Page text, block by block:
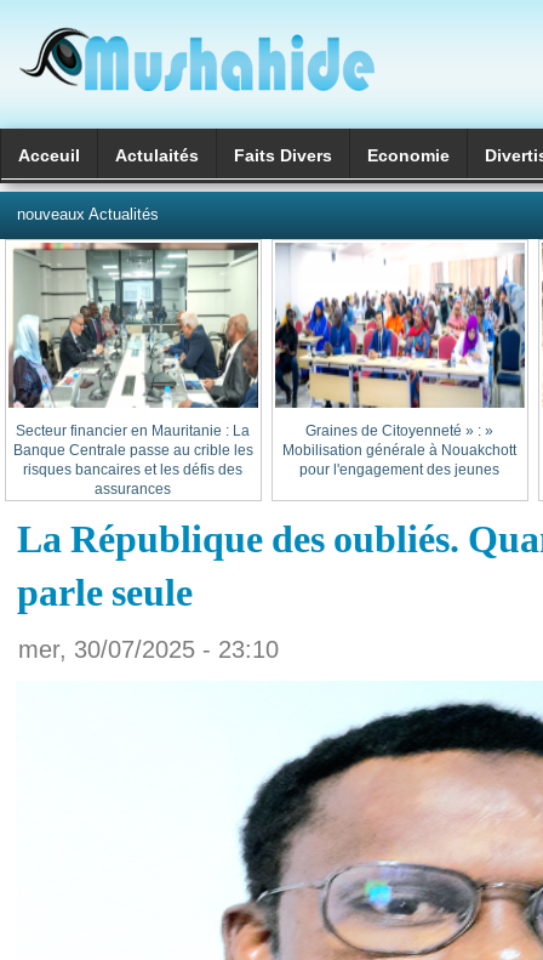
Acceuil Actulaités Faits Divers Economie
nouveaux Actualités
« Graines de Citoyenneté » :
Mobilisation générale à Nouakchott
pour l'engagement des jeunes
Secteur financier en Mauritanie : La
Banque Centrale passe au crible les
risques bancaires et les défis des
assurances
La République des oubliés.
parle seule
mer, 30/07/2025 - 23:10